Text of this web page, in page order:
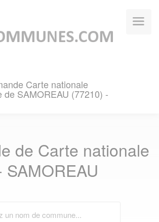
Carte nationale
de SAMOREAU (77210) -
de Carte nationale
SAMOREAU